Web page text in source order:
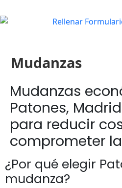
Mudanzas
Mudanzas
Patones,
para reducir
comprometer
¿Por qué elegir
mudanza?